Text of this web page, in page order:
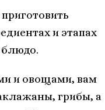
и этапах
блюдо.
и овощами, вам
грибы, а